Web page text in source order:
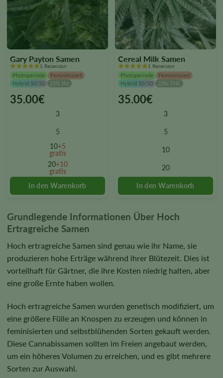
Gary Payton Samen
1 Rezension
Photoperiode
Femininisiert
Hybrid 50/50
25% thc
35.00€
3
5
10+5
gratis
20+10
gratis
This
chosen
the
product
page
Cereal Milk Samen
1 Rezension
Photoperiode
Femininisiert
Hybrid 50/50
23% THC
35.00€
3
5
10
20
This
chosen
the
Grundlegende Informationen Über Hoch
Ertragreiche Samen
Hoch ertragreiche Samen sind genau wie ihr Name, sie
produzieren hohe Erträge während ihrer Blütezeit. Dies ist
vorteilhaft für Gärtner, die ihre Kosten niedrig halten, aber
eine große Ernte haben wollen.
Hoch ertragreiche Samen wurden genetisch modifiziert, um
eine größere Fülle an Knospen zu erzeugen und können in
feminisierten und selbstblühenden Sorten gekauft werden.
Diese Cannabissamen sollten im Freien angebaut werden,
um ein höheres Volumen zu erreichen, und es gibt mehrere
Sorten zur Auswahl.